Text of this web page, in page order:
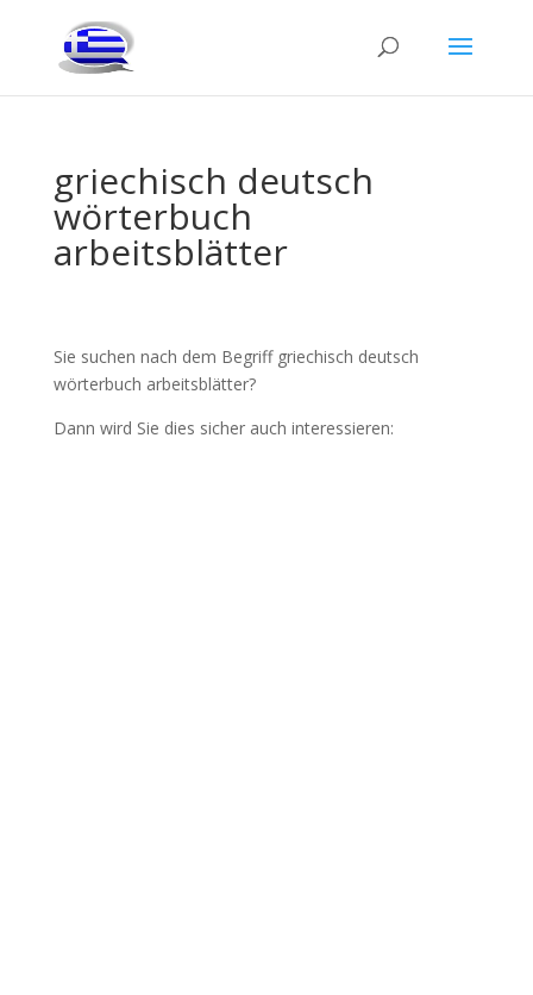
griechisch deutsch
wörterbuch
arbeitsblätter
Sie suchen nach dem Begriff griechisch deutsch
wörterbuch arbeitsblätter?
Dann wird Sie dies sicher auch interessieren: